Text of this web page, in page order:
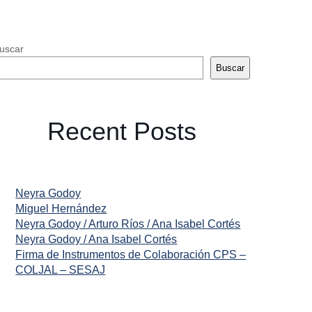
Buscar
Recent Posts
Neyra Godoy
Miguel Hernández
Neyra Godoy / Arturo Ríos / Ana Isabel Cortés
Neyra Godoy / Ana Isabel Cortés
Firma de Instrumentos de Colaboración CPS –
COLJAL – SESAJ